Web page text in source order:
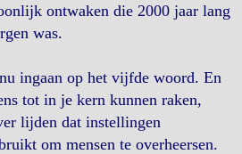
ontwaken die 2000 jaar lang
was.
ingaan op het vijfde woord. En
tot in je kern kunnen raken,
lijden dat instellingen
om mensen te overheersen.